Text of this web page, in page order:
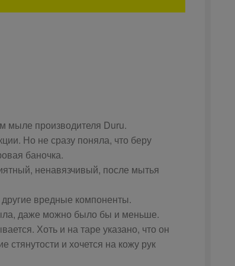
мыле производителя Duru.
Но не сразу поняла, что беру
баночка.
ненавязчивый, после мытья
вредные компоненты.
даже можно было бы и меньше.
Хоть и на таре указано, что он
и хочется на кожу рук